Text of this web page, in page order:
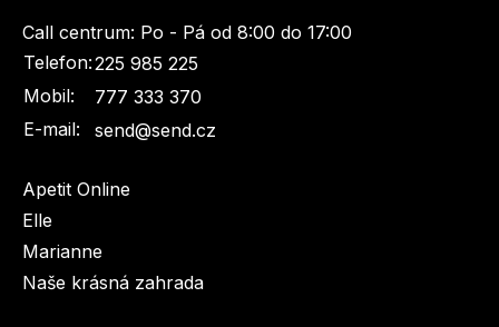
Call centrum: Po - Pá od 8:00 do 17:00
Telefon:225 985 225
Mobil:
777 333 370
E-mail:
send@send.cz
Apetit Online
Elle
Marianne
Naše krásná zahrada